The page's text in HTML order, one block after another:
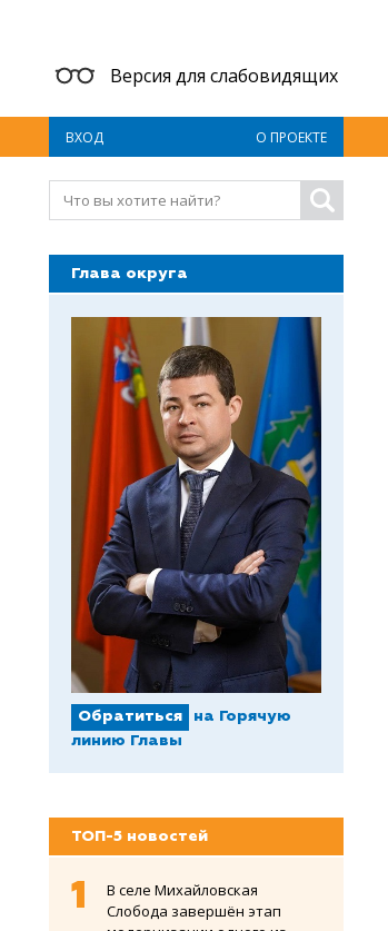
Версия для слабовидящих
ВХОД О ПРОЕКТЕ
Глава округа
Обратиться
на Горячую
линию Главы
ТОП-5 новостей
В селе Михайловская
Слобода завершён этап